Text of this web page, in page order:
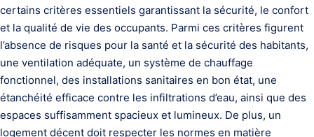
certains critères essentiels garantissant la sécurité, le confort
et la qualité de vie des occupants. Parmi ces critères figurent
l’absence de risques pour la santé et la sécurité des habitants,
une ventilation adéquate, un système de chauffage
fonctionnel, des installations sanitaires en bon état, une
étanchéité efficace contre les infiltrations d’eau, ainsi que des
espaces suffisamment spacieux et lumineux. De plus, un
logement décent doit respecter les normes en matière